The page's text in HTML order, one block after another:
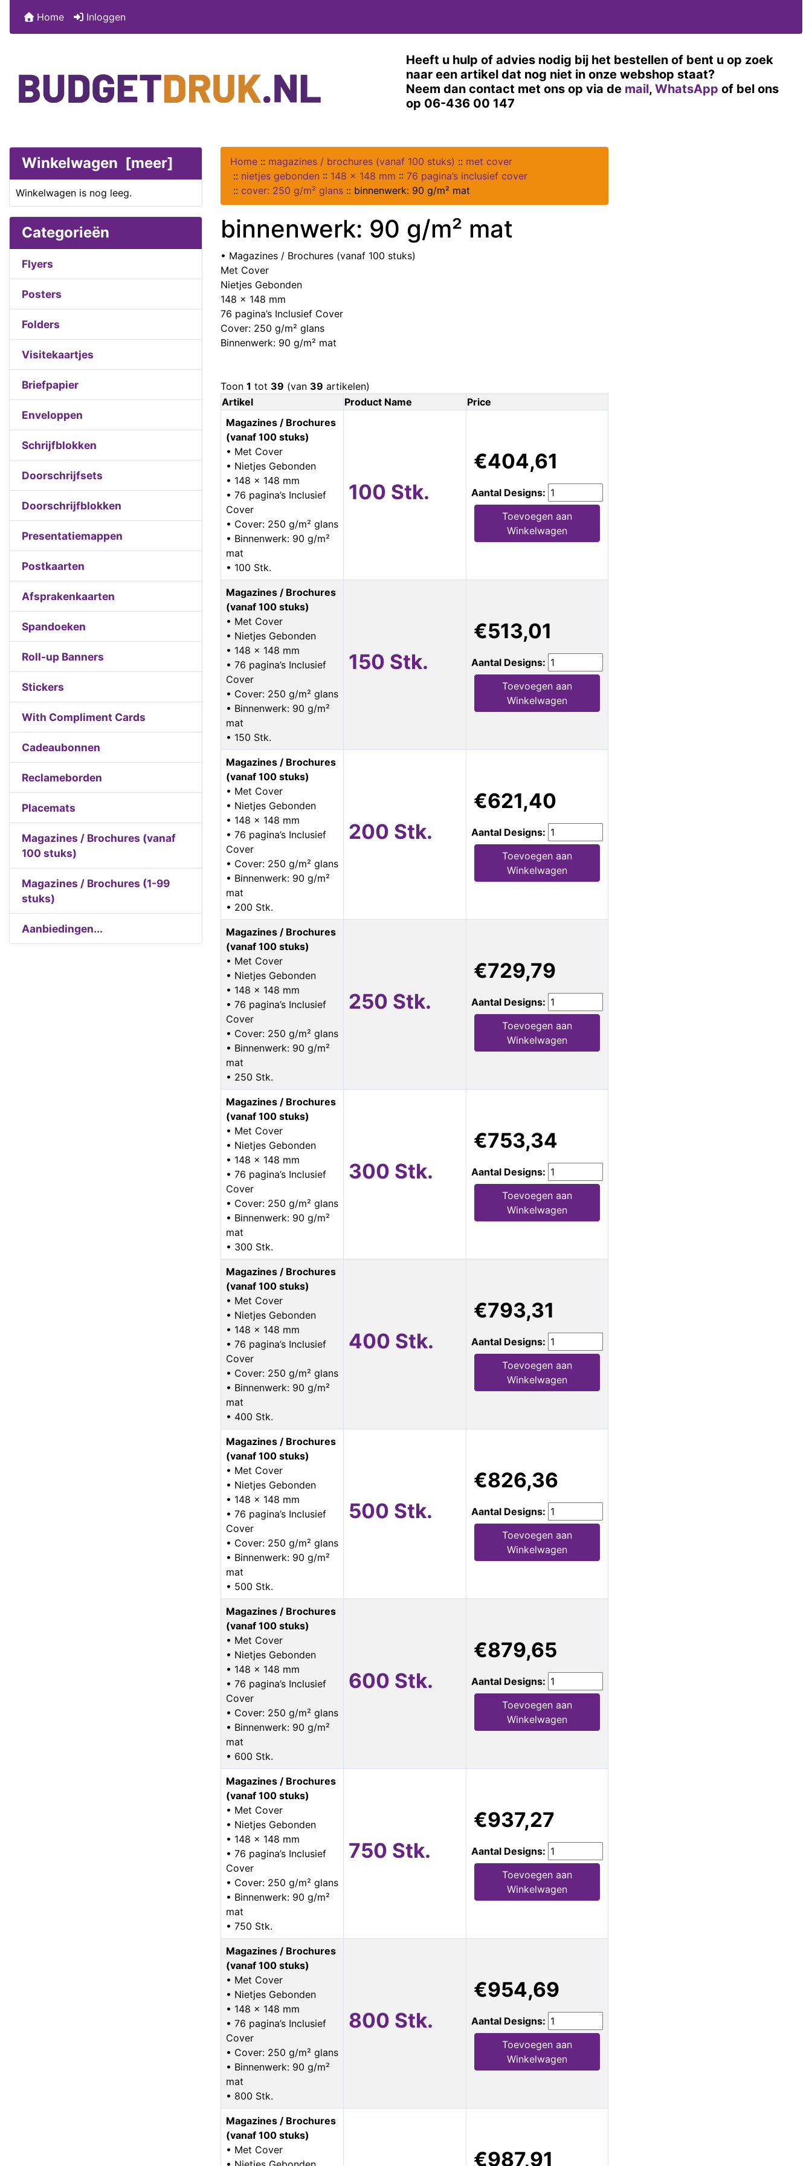
Home Inloggen
Heeft u hulp of advies nodig bij het bestellen of bent u op zoek
naar een artikel dat nog niet in onze webshop staat?
Neem dan contact met ons op via de mail, WhatsApp of bel ons
op 06-436 00 147
Winkelwagen [meer]
Winkelwagen is nog leeg.
Categorieën
Flyers
Posters
Folders
Visitekaartjes
Briefpapier
Enveloppen
Schrijfblokken
Doorschrijfsets
Doorschrijfblokken
Presentatiemappen
Postkaarten
Afsprakenkaarten
Spandoeken
Roll-up Banners
Stickers
With Compliment Cards
Cadeaubonnen
Reclameborden
Placemats
Magazines / Brochures (vanaf
100 stuks)
Magazines / Brochures (1-99
stuks)
Aanbiedingen...
Home :: magazines / brochures (vanaf 100 stuks) :: met cover
:: nietjes gebonden :: 148 x 148 mm :: 76 pagina’s inclusief cover
:: cover: 250 g/m² glans :: binnenwerk: 90 g/m² mat
binnenwerk: 90 g/m² mat
• Magazines / Brochures (vanaf 100 stuks)
Met Cover
Nietjes Gebonden
148 x 148 mm
76 pagina’s Inclusief Cover
Cover: 250 g/m² glans
Binnenwerk: 90 g/m² mat
Toon 1 tot 39 (van 39 artikelen)
Artikel
Product Name
Price
Magazines / Brochures
(vanaf 100 stuks)
• Met Cover
• Nietjes Gebonden
• 148 x 148 mm
• 76 pagina’s Inclusief
Cover
• Cover: 250 g/m² glans
• Binnenwerk: 90 g/m²
mat
• 100 Stk.
100 Stk.
€404,61
Aantal Designs:
Toevoegen aan
Winkelwagen
Magazines / Brochures
(vanaf 100 stuks)
• Met Cover
• Nietjes Gebonden
• 148 x 148 mm
• 76 pagina’s Inclusief
Cover
• Cover: 250 g/m² glans
• Binnenwerk: 90 g/m²
mat
• 150 Stk.
150 Stk.
€513,01
Aantal Designs:
Toevoegen aan
Winkelwagen
Magazines / Brochures
(vanaf 100 stuks)
• Met Cover
• Nietjes Gebonden
• 148 x 148 mm
• 76 pagina’s Inclusief
Cover
• Cover: 250 g/m² glans
• Binnenwerk: 90 g/m²
mat
• 200 Stk.
200 Stk.
€621,40
Aantal Designs:
Toevoegen aan
Winkelwagen
Magazines / Brochures
(vanaf 100 stuks)
• Met Cover
• Nietjes Gebonden
• 148 x 148 mm
• 76 pagina’s Inclusief
Cover
• Cover: 250 g/m² glans
• Binnenwerk: 90 g/m²
mat
• 250 Stk.
250 Stk.
€729,79
Aantal Designs:
Toevoegen aan
Winkelwagen
Magazines / Brochures
(vanaf 100 stuks)
• Met Cover
• Nietjes Gebonden
• 148 x 148 mm
• 76 pagina’s Inclusief
Cover
• Cover: 250 g/m² glans
• Binnenwerk: 90 g/m²
mat
• 300 Stk.
300 Stk.
€753,34
Aantal Designs:
Toevoegen aan
Winkelwagen
Magazines / Brochures
(vanaf 100 stuks)
• Met Cover
• Nietjes Gebonden
• 148 x 148 mm
• 76 pagina’s Inclusief
Cover
• Cover: 250 g/m² glans
• Binnenwerk: 90 g/m²
mat
• 400 Stk.
400 Stk.
€793,31
Aantal Designs:
Toevoegen aan
Winkelwagen
Magazines / Brochures
(vanaf 100 stuks)
• Met Cover
• Nietjes Gebonden
• 148 x 148 mm
• 76 pagina’s Inclusief
Cover
• Cover: 250 g/m² glans
• Binnenwerk: 90 g/m²
mat
• 500 Stk.
500 Stk.
€826,36
Aantal Designs:
Toevoegen aan
Winkelwagen
Magazines / Brochures
(vanaf 100 stuks)
• Met Cover
• Nietjes Gebonden
• 148 x 148 mm
• 76 pagina’s Inclusief
Cover
• Cover: 250 g/m² glans
• Binnenwerk: 90 g/m²
mat
• 600 Stk.
600 Stk.
€879,65
Aantal Designs:
Toevoegen aan
Winkelwagen
Magazines / Brochures
(vanaf 100 stuks)
• Met Cover
• Nietjes Gebonden
• 148 x 148 mm
• 76 pagina’s Inclusief
Cover
• Cover: 250 g/m² glans
• Binnenwerk: 90 g/m²
mat
• 750 Stk.
750 Stk.
€937,27
Aantal Designs:
Toevoegen aan
Winkelwagen
Magazines / Brochures
(vanaf 100 stuks)
• Met Cover
• Nietjes Gebonden
• 148 x 148 mm
• 76 pagina’s Inclusief
Cover
• Cover: 250 g/m² glans
• Binnenwerk: 90 g/m²
mat
• 800 Stk.
800 Stk.
€954,69
Aantal Designs:
Toevoegen aan
Winkelwagen
Magazines / Brochures
(vanaf 100 stuks)
• Met Cover
€987,91